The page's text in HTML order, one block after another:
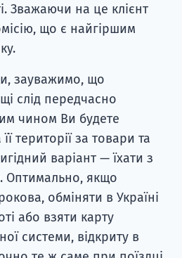
Зважаючи на це клієнт
що є найгіршим
зауважимо, що
слід передчасно
чином Ви будете
території за товари та
варіант — їхати з
Оптимально, якщо
обміняти в Україні
або взяти карту
системи, відкриту в